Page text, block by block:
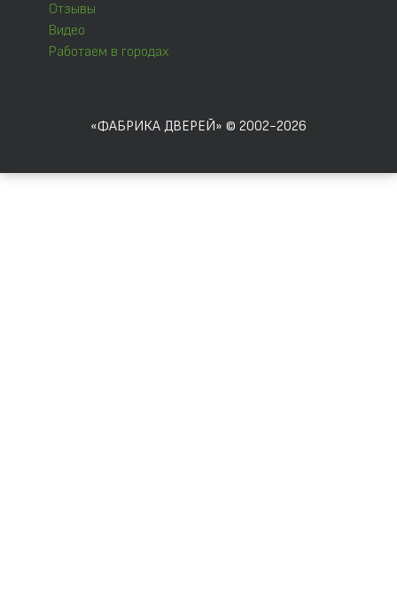
Отзывы
Видео
Работаем в городах
«ФАБРИКА ДВЕРЕЙ» © 2002-2026